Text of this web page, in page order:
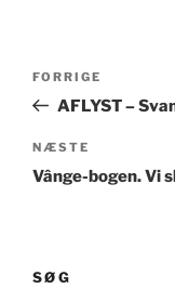
Forrige
indlæg
FORRIGE
AFLYST –
Næste
indlæg
NÆSTE
Vânge-bogen. Vi
SØG